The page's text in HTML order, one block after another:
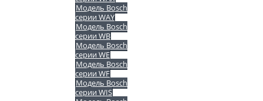
Модель Bosch
серии WAY
Модель Bosch
серии WB
Модель Bosch
серии WE
Модель Bosch
серии WF
Модель Bosch
серии WIS